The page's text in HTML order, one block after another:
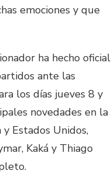
emociones y que
ha hecho oficial
ante las
los días jueves 8 y
novedades en la
Estados Unidos,
Kaká y Thiago